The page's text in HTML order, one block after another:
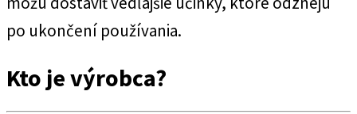
po ukončení používania.
Kto je výrobca?